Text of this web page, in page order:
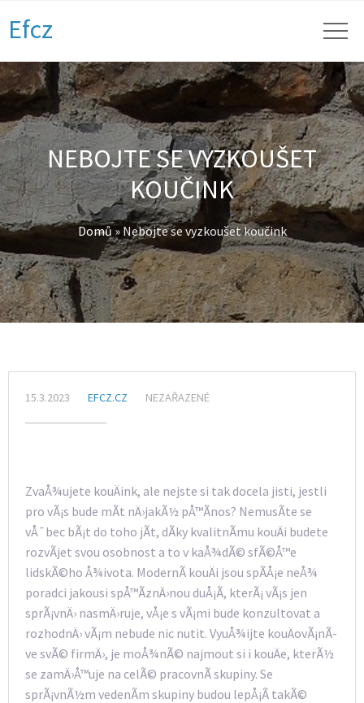
Efcz
NEBOJTE SE VYZKOUŠET
KOUČINK
Domů » Nebojte se vyzkoušet koučink
15.3.2023 EFCZ.CZ NEZAŘAZENÉ
ZvaÅ¾ujete kouÄink, ale nejste si tak docela jisti, jestli
pro vÃ¡s bude mÃ­t nÄ›jakÃ½ pÅ™Ã­nos? NemusÃ­te se
vÅ¯bec bÃ¡t do toho jÃ­t, dÃ­ky kvalitnÃ­mu kouÄi budete
rozvÃ­jet svou osobnost a to v kaÅ¾dÃ© sfÃ©Å™e
lidskÃ©ho Å¾ivota. ModernÃ­ kouÄi jsou spÃ­Å¡e neÅ¾
poradci jakousi spÅ™Ã­znÄ›nou duÅ¡Ã­, kterÃ¡ vÃ¡s jen
sprÃ¡vnÄ› nasmÄ›ruje, vÅ¡e s vÃ¡mi bude konzultovat a
rozhodnÄ› vÃ¡m nebude nic nutit. VyuÅ¾ijte kouÄovÃ¡nÃ­
ve svÃ© firmÄ›, je moÅ¾nÃ© najmout si i kouÄe, kterÃ½
se zamÄ›Å™uje na celÃ© pracovnÃ­ skupiny. Se
sprÃ¡vnÃ½m vedenÃ­m skupiny budou lepÅ¡Ã­ takÃ©